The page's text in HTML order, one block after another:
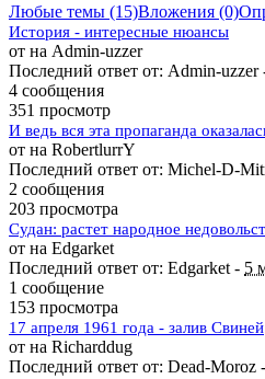
Любые темы (15)Вложения (0)
История - интересные нюансы
от на Admin-uzzer
Последний ответ от: Admin-uzzer
4 сообщения
351 просмотр
И ведь вся эта пропаганда
от на RobertlurrY
Последний ответ от: Michel-D-
2 сообщения
203 просмотра
Судан: растет народное
от на Edgarket
Последний ответ от: Edgarket - 5
1 сообщение
153 просмотра
17 апреля 1961 года - залив Свиней
от на Richarddug
Последний ответ от: Dead-Moroz -